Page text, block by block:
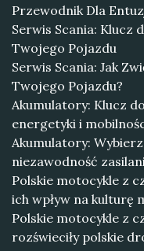
Przewodnik Dla
Serwis Scania: Klucz
Twojego Pojazdu
Serwis Scania: Jak
Twojego Pojazdu?
Akumulatory: Klucz
energetyki i
Akumulatory:
niezawodność
Polskie motocykle z
ich wpływ na kulturę
Polskie motocykle z
rozświeciły polskie